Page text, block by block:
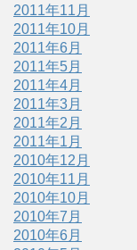
2011年11月
2011年10月
2011年6月
2011年5月
2011年4月
2011年3月
2011年2月
2011年1月
2010年12月
2010年11月
2010年10月
2010年7月
2010年6月